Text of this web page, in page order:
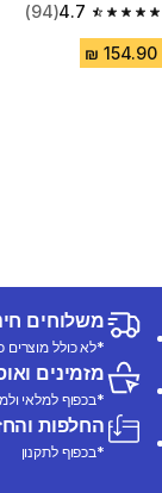
4.7
4.7 out of 5 stars from 94 reviews
(94)
משלוחים חינם
*לא כולל מוצרים
מזמינים
*בכפוף למלאי
החלפות והחזרות חינם
*בכפוף לתקנון